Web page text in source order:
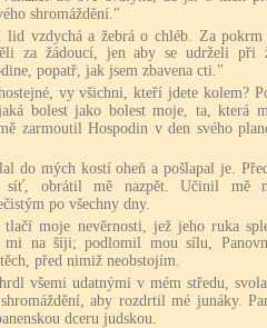
shromáždění."
lid vzdychá a žebrá o chléb. Za pokrm
za žádoucí, jen aby se udrželi při
popatř, jak jsem zbavena cti."
vy všichni, kteří jdete kolem?
bolest jako bolest moje, ta, která
zarmoutil Hospodin v den svého
do mých kostí oheň a pošlapal je.
síť, obrátil mě nazpět. Učinil mě
po všechny dny.
tlačí moje nevěrnosti, jež jeho ruka
mi na šíji; podlomil mou sílu,
před nimiž neobstojím.
všemi udatnými v mém středu,
aby rozdrtil mé junáky.
dceru judskou.